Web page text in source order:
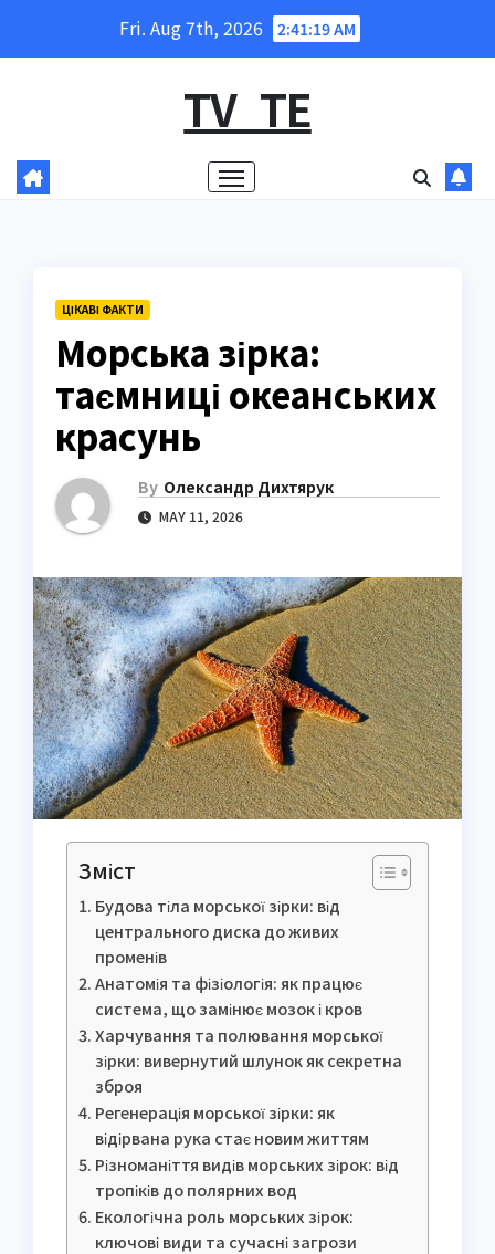
Fri. Aug 7th, 2026 2:41:20 AM
TV_TE
ЦІКАВІ ФАКТИ
Морська зірка:
таємниці океанських
красунь
By Олександр Дихтярук
MAY 11, 2026
Зміст
Будова тіла морської зірки: від
центрального диска до живих
променів
Анатомія та фізіологія: як працює
система, що замінює мозок і кров
Харчування та полювання морської
зірки: вивернутий шлунок як секретна
зброя
Регенерація морської зірки: як
відірвана рука стає новим життям
Різноманіття видів морських зірок: від
тропіків до полярних вод
Екологічна роль морських зірок:
ключові види та сучасні загрози